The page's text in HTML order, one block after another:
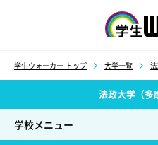
学生ウォーカー トップ 大学一覧
法政大学（多
学校メニュー